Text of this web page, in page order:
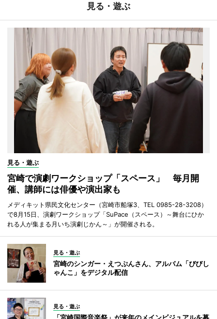
見る・遊ぶ
見る・遊ぶ
宮崎で演劇ワークショップ「スペース」 毎月開
催、講師には俳優や演出家も
メディキット県民文化センター（宮崎市船塚3、TEL 0985-28-3208）
で8月15日、演劇ワークショップ「SuPace（スペース）～舞台にひか
れる人が集まる月いち演劇じかん～」が開催される。
見る・遊ぶ
宮崎のシンガー・えつぷんさん、アルバム「びびし
ゃんこ」をデジタル配信
見る・遊ぶ
「宮崎国際音楽祭」が来年のメインビジュアルを募